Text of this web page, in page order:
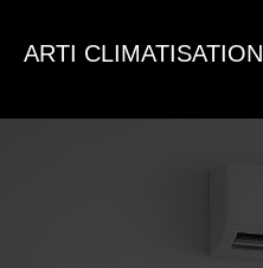
ARTI CLIMATISATION